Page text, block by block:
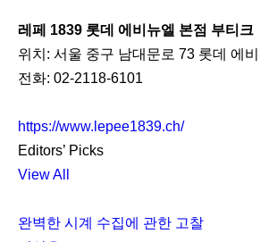
레페 1839 롯데 에비뉴엘 본점 부티크
위치: 서울 중구 남대문로 73 롯데 에
전화: 02-2118-6101
https://www.lepee1839.ch/
Editors’ Picks
View All
완벽한 시계 수집에 관한 고찰